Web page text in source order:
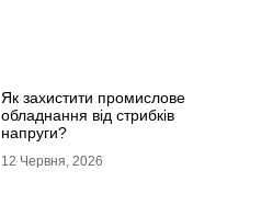
Як захистити промислове
обладнання від стрибків
напруги?
12 Червня, 2026